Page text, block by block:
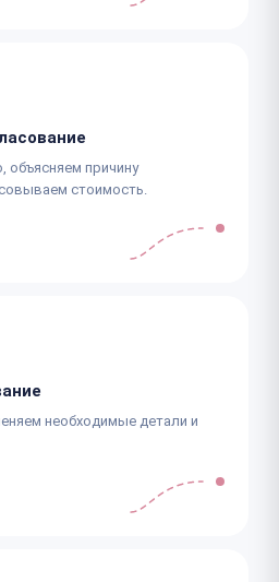
объясняем причину
стоимость.
необходимые детали и